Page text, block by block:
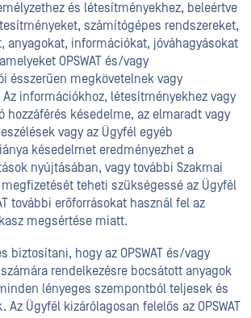
és létesítményekhez, beleértve
számítógépes rendszereket,
anyagokat, információkat, jóváhagyásokat
OPSWAT és/vagy
ésszerűen megkövetelnek vagy
információkhoz, létesítményekhez vagy
hozzáférés késedelme, az elmaradt vagy
vagy az Ügyfél egyéb
késedelmet eredményezhet a
nyújtásában, vagy további Szakmai
teheti szükségessé az Ügyfél
további erőforrásokat használ fel az
megsértése miatt.
biztosítani, hogy az OPSWAT és/vagy
számára rendelkezésre bocsátott anyagok
lényeges szempontból teljesek és
Az Ügyfél kizárólagosan felelős az OPSWAT